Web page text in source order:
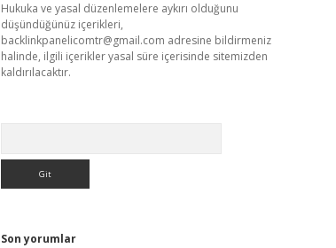
Hukuka ve yasal düzenlemelere aykırı olduğunu
düşündüğünüz içerikleri,
backlinkpanelicomtr@gmail.com adresine bildirmeniz
halinde, ilgili içerikler yasal süre içerisinde sitemizden
kaldırılacaktır.
Son yorumlar